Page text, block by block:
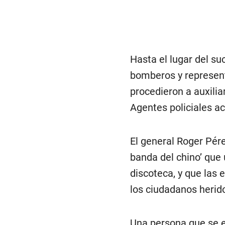
d
V
l
m
e
Hasta el lugar del
bomberos y
procedieron a
Agentes policiales
El general Roger
banda del chino’
discoteca, y que las
los ciudadanos